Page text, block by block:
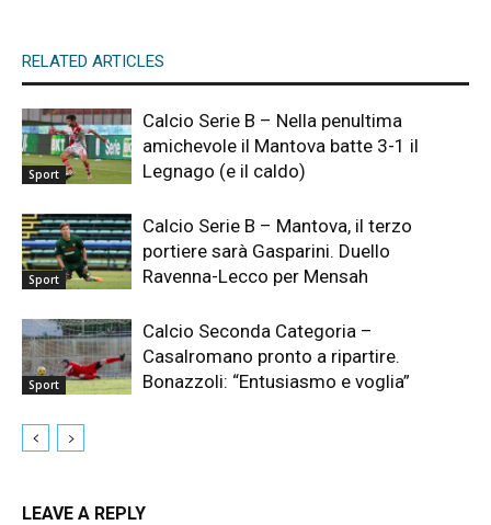
RELATED ARTICLES
Sport
Calcio Serie B – Nella penultima
amichevole il Mantova batte 3-1 il
Legnago (e il caldo)
Sport
Calcio Serie B – Mantova, il terzo
portiere sarà Gasparini. Duello
Ravenna-Lecco per Mensah
Sport
Calcio Seconda Categoria –
Casalromano pronto a ripartire.
Bonazzoli: “Entusiasmo e voglia”
LEAVE A REPLY